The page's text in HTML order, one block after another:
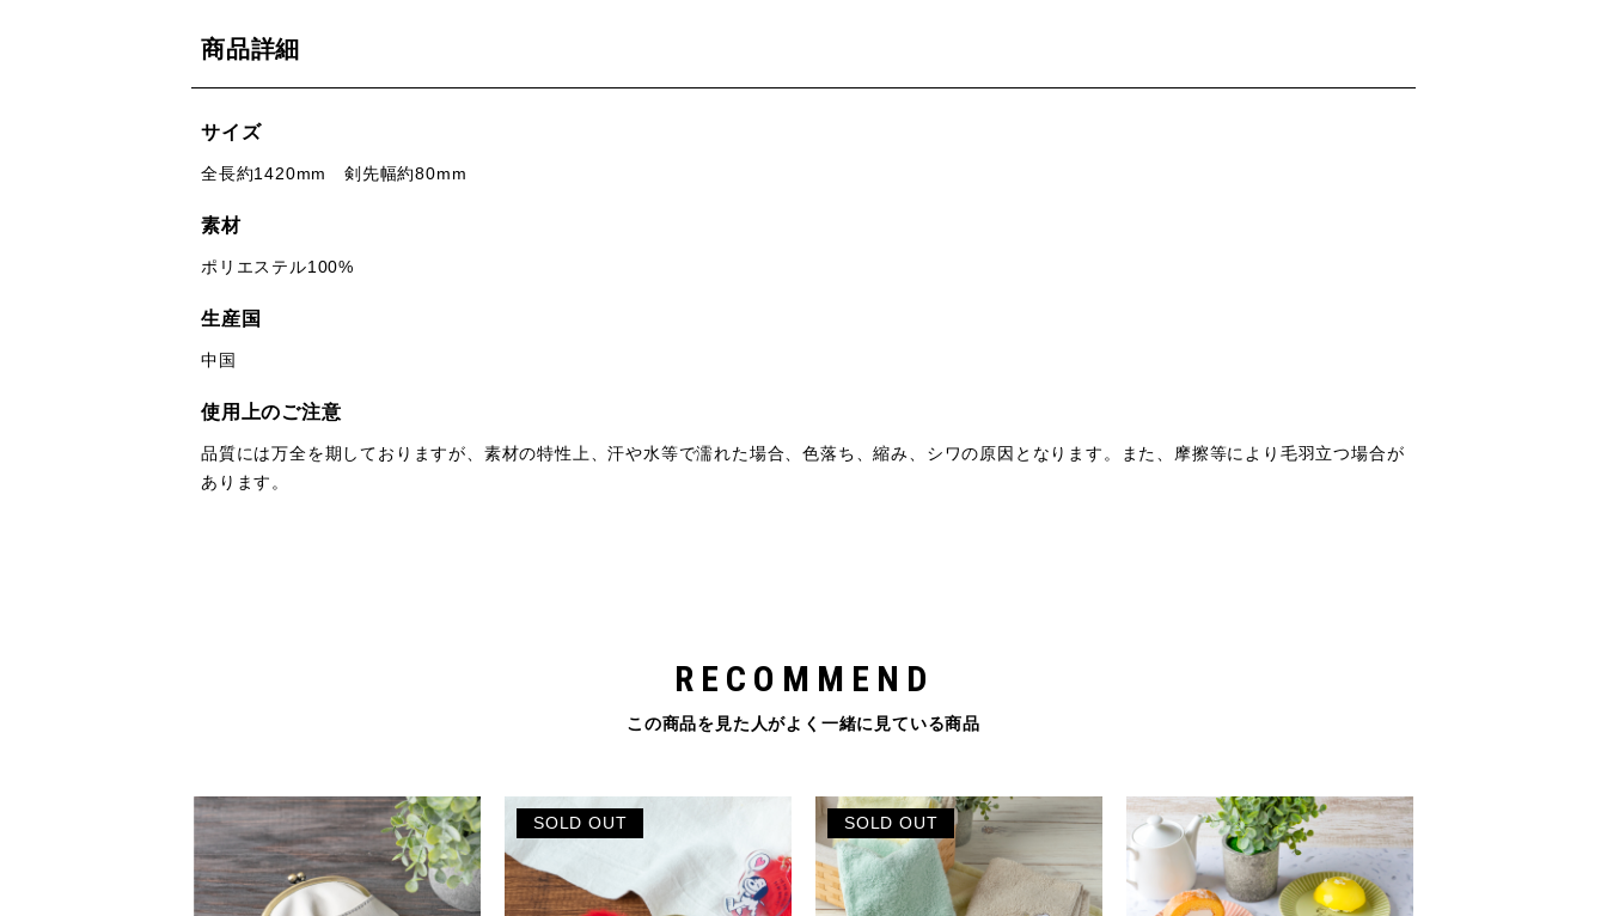
商品詳細
サイズ
全長約1420mm 剣先幅約80mm
素材
ポリエステル100%
生産国
中国
使用上のご注意
品質には万全を期しておりますが、素材の特性上、汗や水等で濡れた場合、色落ち、縮み、シワの原因となります。また、摩擦等により毛羽立つ場合が
あります。
RECOMMEND
この商品を見た人がよく一緒に見ている商品
SOLD OUT SOLD OUT